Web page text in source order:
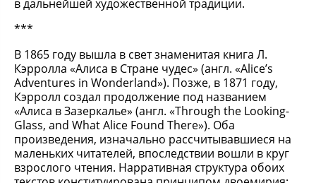
в дальнейшей художественной традиции.
***
В 1865 году вышла в свет знаменитая книга Л.
Кэрролла «Алиса в Стране чудес» (англ. «Alice’s
Adventures in Wonderland»). Позже, в 1871 году,
Кэрролл создал продолжение под названием
«Алиса в Зазеркалье» (англ. «Through the Looking-
Glass, and What Alice Found There»). Оба
произведения, изначально рассчитывавшиеся на
маленьких читателей, впоследствии вошли в круг
взрослого чтения. Нарративная структура обоих